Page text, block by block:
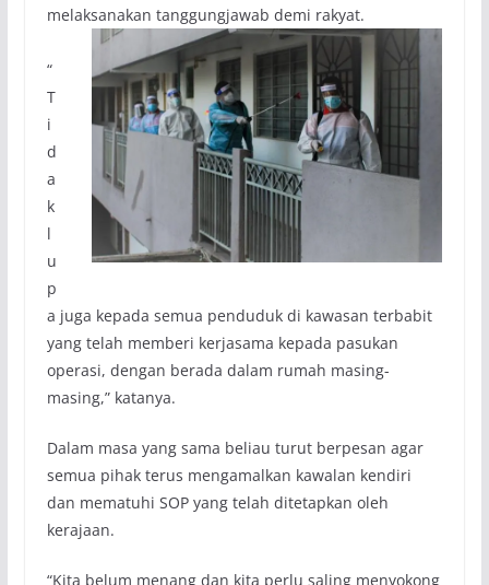
melaksanakan tanggungjawab demi rakyat.
“
T
i
d
a
k
l
u
p
a juga kepada semua penduduk di kawasan terbabit
yang telah memberi kerjasama kepada pasukan
operasi, dengan berada dalam rumah masing-
masing,” katanya.
Dalam masa yang sama beliau turut berpesan agar
semua pihak terus mengamalkan kawalan kendiri
dan mematuhi SOP yang telah ditetapkan oleh
kerajaan.
“Kita belum menang dan kita perlu saling menyokong